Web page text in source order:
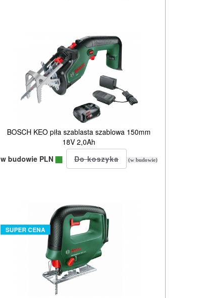
BOSCH KEO piła szablasta szablowa 150mm
18V 2,0Ah
w budowie PLN
(w budowie)
SUPER CENA